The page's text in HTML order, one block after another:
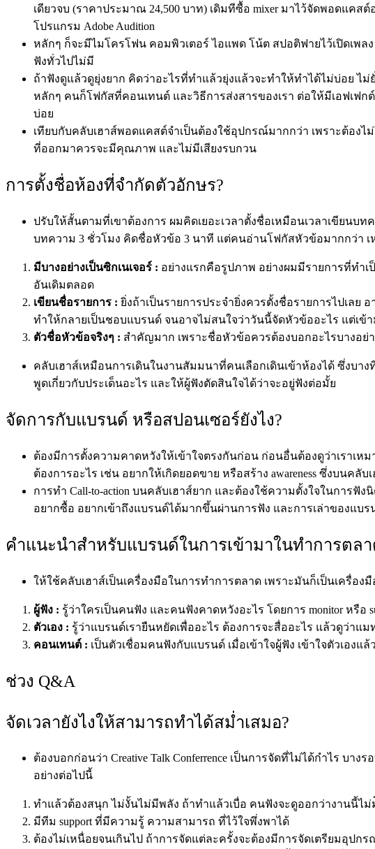
เดียวจบ (ราคาประมาณ 24,500 บาท) เดิมทีซื้อ mixer มาไว้จัดพอดแคส
โปรแกรม Adobe Audition
หลักๆ ก็จะมีไมโครโฟน คอมพิวเตอร์ ไอแพด โน้ต สปอติฟายไว้เปิดเพ
ฟังทั่วไปไม่มี
ถ้าฟังดูแล้วดูยุ่งยาก คิดว่าอะไรที่ทำแล้วยุ่งแล้วจะทำให้ทำได้ไม่บ่อย ไ
หลักๆ คนก็โฟกัสที่คอนเทนต์ และวิธีการส่งสารของเรา ต่อให้มีเอฟเฟ
บ่อย
เทียบกับคลับเฮาส์พอดแคสต์จำเป็นต้องใช้อุปกรณ์มากกว่า เพราะต้อง
ที่ออกมาควรจะมีคุณภาพ และไม่มีเสียงรบกวน
การตั้งชื่อห้องที่จำกัดตัวอักษร?
ปรับให้สั้นตามที่เขาต้องการ ผมคิดเยอะเวลาตั้งชื่อเหมือนเวลาเขียน
บทความ 3 ชั่วโมง คิดชื่อหัวข้อ 3 นาที แต่คนอ่านโฟกัสหัวข้อมากกว่า เ
มีบางอย่างเป็นซิกเนเจอร์ : อย่างแรกคือรูปภาพ อย่างผมมีรายการที่ทำเ
อันเดิมตลอด
เขียนชื่อรายการ : ยิ่งถ้าเป็นรายการประจำยิ่งควรตั้งชื่อรายการไปเลย
ทำให้กลายเป็นชอบแบรนด์ จนอาจไม่สนใจว่าวันนี้จัดหัวข้ออะไร แต่เข้
ตัวชื่อหัวข้อจริงๆ : สำคัญมาก เพราะชื่อหัวข้อควรต้องบอกอะไรบางอย่า
คลับเฮาส์เหมือนการเดินในงานสัมมนาที่คนเลือกเดินเข้าห้องได้ ซึ่งบา
พูดเกี่ยวกับประเด็นอะไร และให้ผู้ฟังตัดสินใจได้ว่าจะอยู่ฟังต่อมั้ย
จัดการกับแบรนด์ หรือสปอนเซอร์ยังไง?
ต้องมีการตั้งความคาดหวังให้เข้าใจตรงกันก่อน ก่อนอื่นต้องดูว่าเราเห
ต้องการอะไร เช่น อยากให้เกิดยอดขาย หรือสร้าง awareness ซึ่งบนคลับเ
การทำ Call-to-action บนคลับเฮาส์ยาก และต้องใช้ความตั้งใจในการ
อยากซื้อ อยากเข้าถึงแบรนด์ได้มากขึ้นผ่านการฟัง และการเล่าของแบร
คำแนะนำสำหรับแบรนด์ในการเข้ามาในทำการตล
ให้ใช้คลับเฮาส์เป็นเครื่องมือในการทำการตลาด เพราะมันก็เป็นเครื่
ผู้ฟัง : รู้ว่าใครเป็นคนฟัง และคนฟังคาดหวังอะไร โดยการ monitor หรือ
ตัวเอง : รู้ว่าแบรนด์เรายืนหยัดเพื่ออะไร ต้องการจะสื่ออะไร แล้วดูว่าแ
คอนเทนต์ : เป็นตัวเชื่อมคนฟังกับแบรนด์ เมื่อเข้าใจผู้ฟัง เข้าใจตัวเอง
ช่วง Q&A
จัดเวลายังไงให้สามารถทำได้สม่ำเสมอ?
ต้องบอกก่อนว่า Creative Talk Conferrence เป็นการจัดที่ไม่ได้กำไร บ
อย่างต่อไปนี้
ทำแล้วต้องสนุก ไม่งั้นไม่มีพลัง ถ้าทำแล้วเบื่อ คนฟังจะดูออกว่างานนี้ไม่
มีทีม support ที่มีความรู้ ความสามารถ ที่ไว้ใจพึ่งพาได้
ต้องไม่เหนื่อยจนเกินไป ถ้าการจัดแต่ละครั้งจะต้องมีการจัดเตรียมอุปก